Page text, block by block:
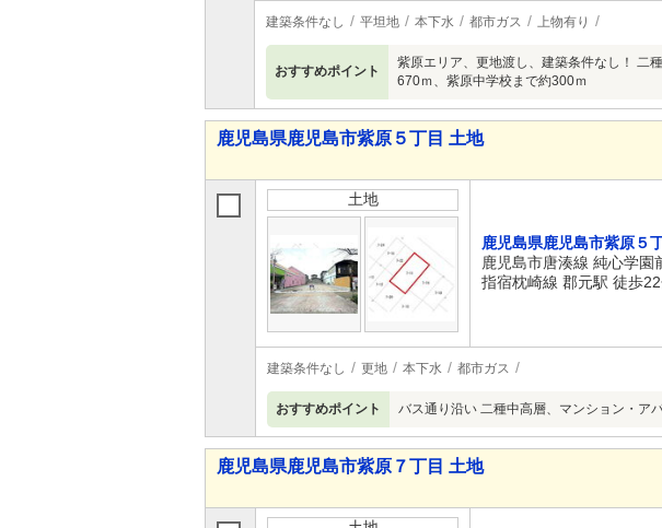
建築条件なし 平坦地 本下水 都市ガス 上物有り
おすすめポイント
紫原エリア、更地渡し、建築条件なし！ 二
670ｍ、紫原中学校まで約300ｍ
鹿児島県鹿児島市紫原５丁目 土地
土地
鹿児島県鹿児島市紫原５
鹿児島市唐湊線 純心学園
指宿枕崎線 郡元駅 徒歩
建築条件なし 更地 本下水 都市ガス
おすすめポイント バス通り沿い 二種中高層、マンション・ア
鹿児島県鹿児島市紫原７丁目 土地